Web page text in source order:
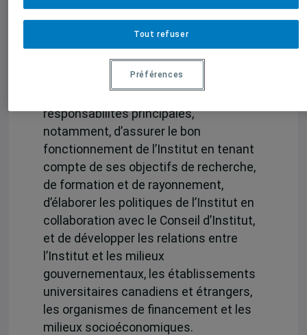
Audet.
Le directeur de l’IEIM a pour fonction de
mettre en œuvre les politiques et les
décisions du Conseil d’Institut. Il a pour
responsabilités principales,
notamment, d’assurer le bon
fonctionnement de l’Institut en tenant
compte de ses objectifs de recherche,
de formation et de rayonnement,
d’élaborer les politiques de l’Institut en
collaboration avec le Conseil d’Institut,
et de développer les relations entre
l’Institut et les milieux
gouvernementaux, les établissements
universitaires canadiens et étrangers,
les organismes de financement et les
milieux socioéconomiques.
Tout refuser
Préférences